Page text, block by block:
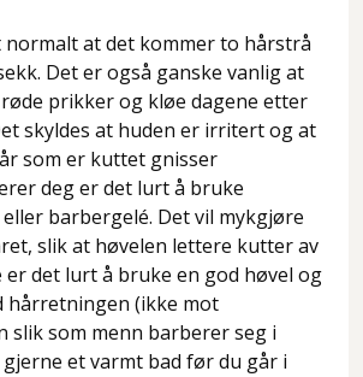
normalt at det kommer to hårstrå
Det er også ganske vanlig at
prikker og kløe dagene etter
skyldes at huden er irritert og at
som er kuttet gnisser
deg er det lurt å bruke
barbergelé. Det vil mykgjøre
slik at høvelen lettere kutter av
er det lurt å bruke en god høvel og
hårretningen (ikke mot
slik som menn barberer seg i
et varmt bad før du går i